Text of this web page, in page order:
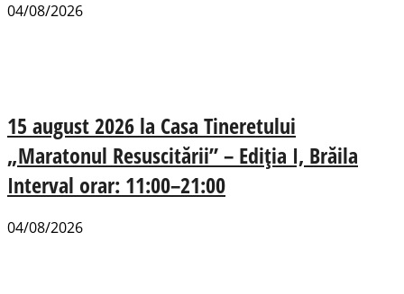
04/08/2026
15 august 2026 la Casa Tineretului
„Maratonul Resuscitării” – Ediția I, Brăila
Interval orar: 11:00–21:00
04/08/2026